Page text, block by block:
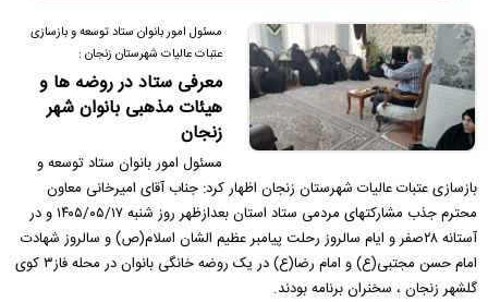
مسئول امور بانوان ستاد توسعه و بازسازی
عتبات عالیات شهرستان زنجان :
معرفی ستاد در روضه ها و
هیئات مذهبی بانوان شهر
زنجان
مسئول امور بانوان ستاد توسعه و
بازسازی عتبات عالیات شهرستان زنجان اظهار کرد: جناب آقای امیرخانی معاون
محترم جذب مشارکتهای مردمی ستاد استان بعدازظهر روز شنبه ۱۴۰۵/۰۵/۱۷ و در
آستانه ۲۸صفر و ایام سالروز رحلت پیامبر عظیم الشان اسلام(ص) و سالروز شهادت
امام حسن مجتبی(ع) و امام رضا(ع) در یک روضه خانگی بانوان در محله فاز۳ کوی
گلشهر زنجان ، سخنران برنامه بودند.